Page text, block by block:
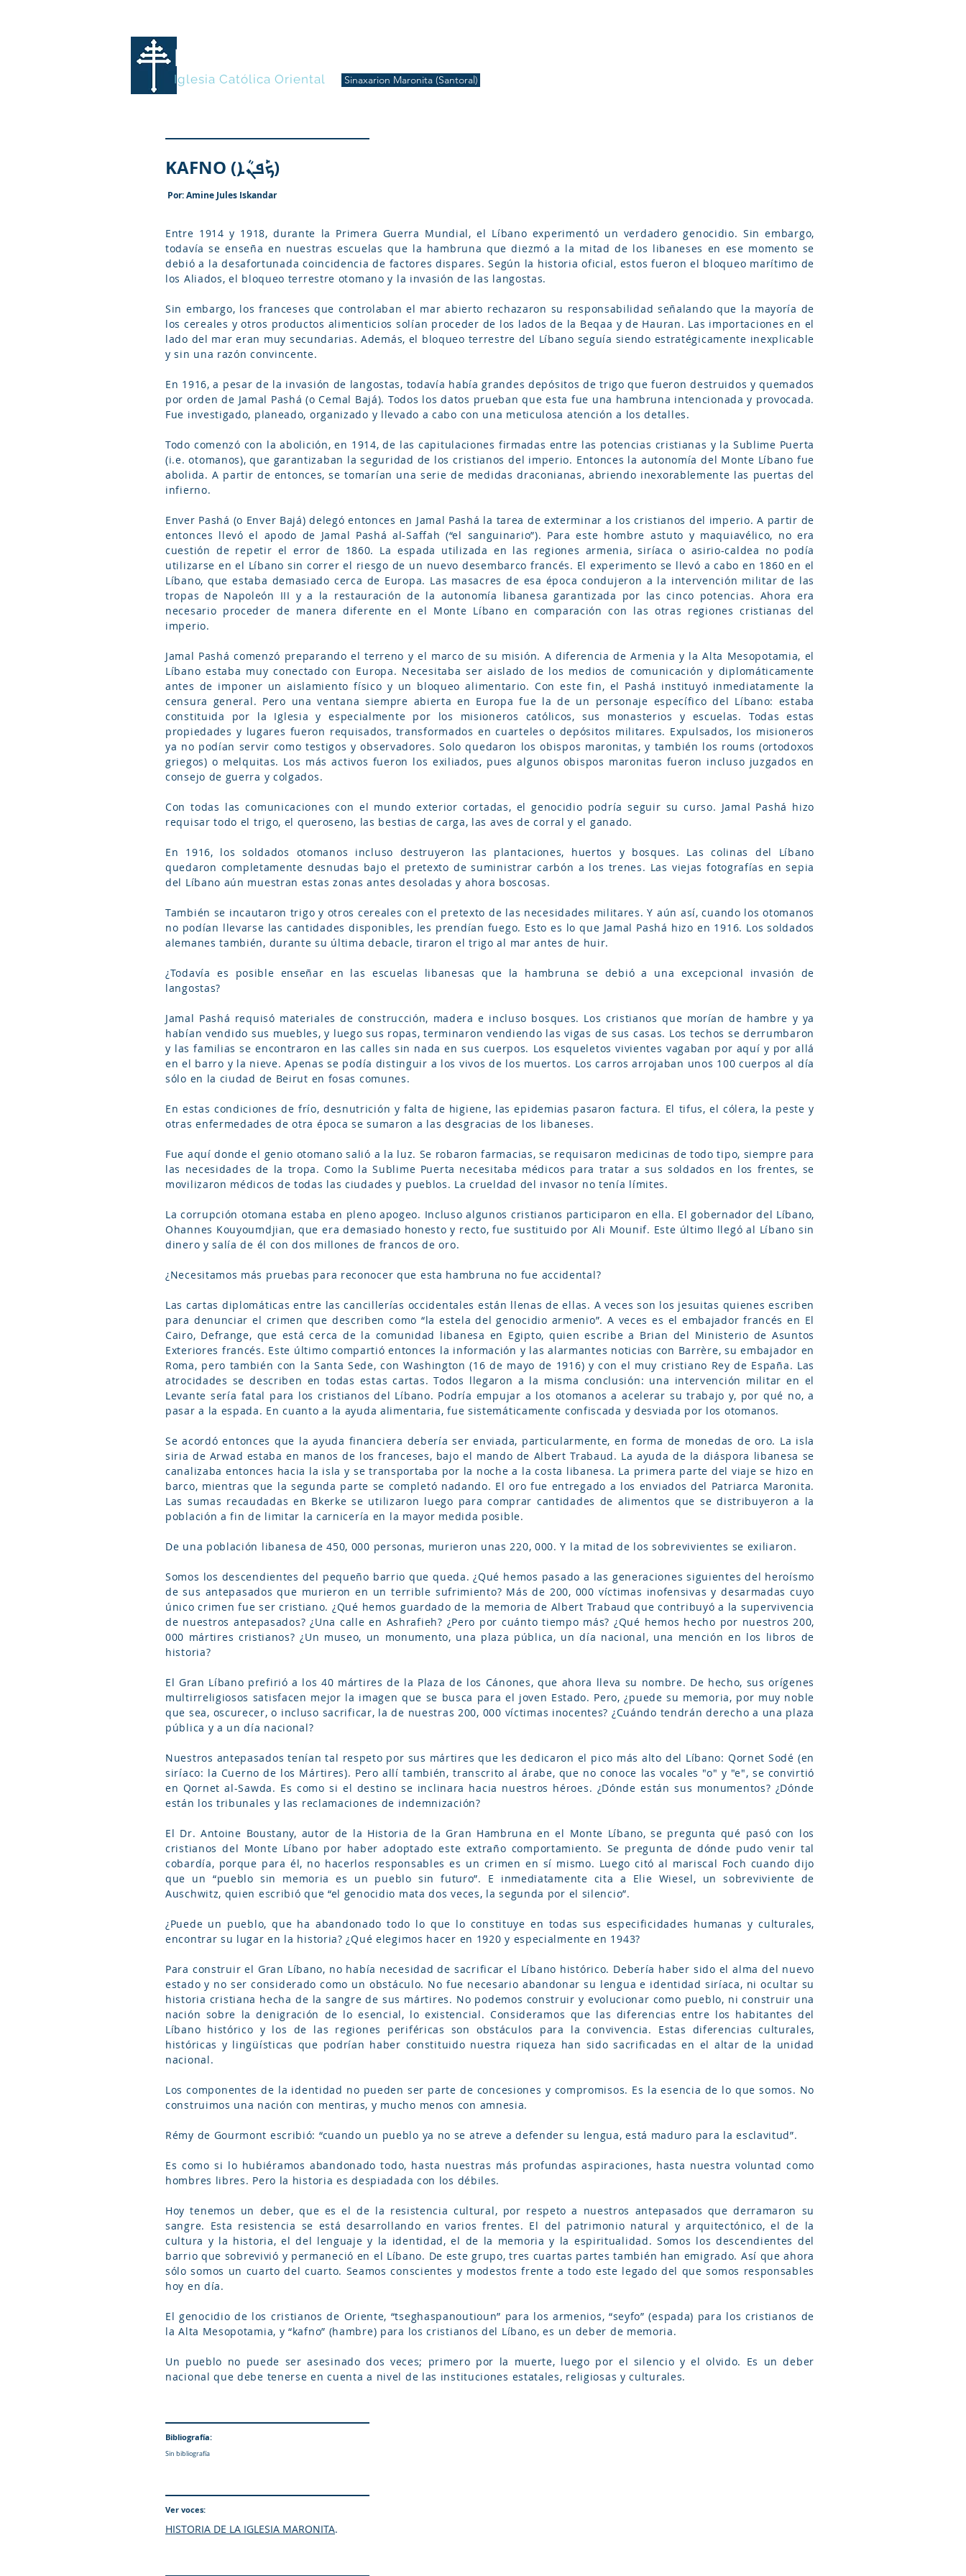
MARONITAS
Iglesia Católica Oriental
Sinaxarion Maronita (Santoral)
KAFNO (ܟܰܦܢܳܐ)
Por: Amine Jules Iskandar
Entre 1914 y 1918, durante la Primera Guerra Mundial, el Líbano experimentó un verdadero genocidio. Sin embargo,
todavía se enseña en nuestras escuelas que la hambruna que diezmó a la mitad de los libaneses en ese momento se
debió a la desafortunada coincidencia de factores dispares. Según la historia oficial, estos fueron el bloqueo marítimo de
los Aliados, el bloqueo terrestre otomano y la invasión de las langostas.
Sin embargo, los franceses que controlaban el mar abierto rechazaron su responsabilidad señalando que la mayoría de
los cereales y otros productos alimenticios solían proceder de los lados de la Beqaa y de Hauran. Las importaciones en el
lado del mar eran muy secundarias. Además, el bloqueo terrestre del Líbano seguía siendo estratégicamente inexplicable
y sin una razón convincente.
En 1916, a pesar de la invasión de langostas, todavía había grandes depósitos de trigo que fueron destruidos y quemados
por orden de Jamal Pashá (o Cemal Bajá). Todos los datos prueban que esta fue una hambruna intencionada y provocada.
Fue investigado, planeado, organizado y llevado a cabo con una meticulosa atención a los detalles.
Todo comenzó con la abolición, en 1914, de las capitulaciones firmadas entre las potencias cristianas y la Sublime Puerta
(i.e. otomanos), que garantizaban la seguridad de los cristianos del imperio. Entonces la autonomía del Monte Líbano fue
abolida. A partir de entonces, se tomarían una serie de medidas draconianas, abriendo inexorablemente las puertas del
infierno.
Enver Pashá (o Enver Bajá) delegó entonces en Jamal Pashá la tarea de exterminar a los cristianos del imperio. A partir de
entonces llevó el apodo de Jamal Pashá al-Saffah (“el sanguinario”). Para este hombre astuto y maquiavélico, no era
cuestión de repetir el error de 1860. La espada utilizada en las regiones armenia, siríaca o asirio-caldea no podía
utilizarse en el Líbano sin correr el riesgo de un nuevo desembarco francés. El experimento se llevó a cabo en 1860 en el
Líbano, que estaba demasiado cerca de Europa. Las masacres de esa época condujeron a la intervención militar de las
tropas de Napoleón III y a la restauración de la autonomía libanesa garantizada por las cinco potencias. Ahora era
necesario proceder de manera diferente en el Monte Líbano en comparación con las otras regiones cristianas del
imperio.
Jamal Pashá comenzó preparando el terreno y el marco de su misión. A diferencia de Armenia y la Alta Mesopotamia, el
Líbano estaba muy conectado con Europa. Necesitaba ser aislado de los medios de comunicación y diplomáticamente
antes de imponer un aislamiento físico y un bloqueo alimentario. Con este fin, el Pashá instituyó inmediatamente la
censura general. Pero una ventana siempre abierta en Europa fue la de un personaje específico del Líbano: estaba
constituida por la Iglesia y especialmente por los misioneros católicos, sus monasterios y escuelas. Todas estas
propiedades y lugares fueron requisados, transformados en cuarteles o depósitos militares. Expulsados, los misioneros
ya no podían servir como testigos y observadores. Solo quedaron los obispos maronitas, y también los roums (ortodoxos
griegos) o melquitas. Los más activos fueron los exiliados, pues algunos obispos maronitas fueron incluso juzgados en
consejo de guerra y colgados.
Con todas las comunicaciones con el mundo exterior cortadas, el genocidio podría seguir su curso. Jamal Pashá hizo
requisar todo el trigo, el queroseno, las bestias de carga, las aves de corral y el ganado.
En 1916, los soldados otomanos incluso destruyeron las plantaciones, huertos y bosques. Las colinas del Líbano
quedaron completamente desnudas bajo el pretexto de suministrar carbón a los trenes. Las viejas fotografías en sepia
del Líbano aún muestran estas zonas antes desoladas y ahora boscosas.
También se incautaron trigo y otros cereales con el pretexto de las necesidades militares. Y aún así, cuando los otomanos
no podían llevarse las cantidades disponibles, les prendían fuego. Esto es lo que Jamal Pashá hizo en 1916. Los soldados
alemanes también, durante su última debacle, tiraron el trigo al mar antes de huir.
¿Todavía es posible enseñar en las escuelas libanesas que la hambruna se debió a una excepcional invasión de
langostas?
Jamal Pashá requisó materiales de construcción, madera e incluso bosques. Los cristianos que morían de hambre y ya
habían vendido sus muebles, y luego sus ropas, terminaron vendiendo las vigas de sus casas. Los techos se derrumbaron
y las familias se encontraron en las calles sin nada en sus cuerpos. Los esqueletos vivientes vagaban por aquí y por allá
en el barro y la nieve. Apenas se podía distinguir a los vivos de los muertos. Los carros arrojaban unos 100 cuerpos al día
sólo en la ciudad de Beirut en fosas comunes.
En estas condiciones de frío, desnutrición y falta de higiene, las epidemias pasaron factura. El tifus, el cólera, la peste y
otras enfermedades de otra época se sumaron a las desgracias de los libaneses.
Fue aquí donde el genio otomano salió a la luz. Se robaron farmacias, se requisaron medicinas de todo tipo, siempre para
las necesidades de la tropa. Como la Sublime Puerta necesitaba médicos para tratar a sus soldados en los frentes, se
movilizaron médicos de todas las ciudades y pueblos. La crueldad del invasor no tenía límites.
La corrupción otomana estaba en pleno apogeo. Incluso algunos cristianos participaron en ella. El gobernador del Líbano,
Ohannes Kouyoumdjian, que era demasiado honesto y recto, fue sustituido por Ali Mounif. Este último llegó al Líbano sin
dinero y salía de él con dos millones de francos de oro.
¿Necesitamos más pruebas para reconocer que esta hambruna no fue accidental?
Las cartas diplomáticas entre las cancillerías occidentales están llenas de ellas. A veces son los jesuitas quienes escriben
para denunciar el crimen que describen como “la estela del genocidio armenio”. A veces es el embajador francés en El
Cairo, Defrange, que está cerca de la comunidad libanesa en Egipto, quien escribe a Brian del Ministerio de Asuntos
Exteriores francés. Este último compartió entonces la información y las alarmantes noticias con Barrère, su embajador en
Roma, pero también con la Santa Sede, con Washington (16 de mayo de 1916) y con el muy cristiano Rey de España. Las
atrocidades se describen en todas estas cartas. Todos llegaron a la misma conclusión: una intervención militar en el
Levante sería fatal para los cristianos del Líbano. Podría empujar a los otomanos a acelerar su trabajo y, por qué no, a
pasar a la espada. En cuanto a la ayuda alimentaria, fue sistemáticamente confiscada y desviada por los otomanos.
Se acordó entonces que la ayuda financiera debería ser enviada, particularmente, en forma de monedas de oro. La isla
siria de Arwad estaba en manos de los franceses, bajo el mando de Albert Trabaud. La ayuda de la diáspora libanesa se
canalizaba entonces hacia la isla y se transportaba por la noche a la costa libanesa. La primera parte del viaje se hizo en
barco, mientras que la segunda parte se completó nadando. El oro fue entregado a los enviados del Patriarca Maronita.
Las sumas recaudadas en Bkerke se utilizaron luego para comprar cantidades de alimentos que se distribuyeron a la
población a fin de limitar la carnicería en la mayor medida posible.
De una población libanesa de 450, 000 personas, murieron unas 220, 000. Y la mitad de los sobrevivientes se exiliaron.
Somos los descendientes del pequeño barrio que queda. ¿Qué hemos pasado a las generaciones siguientes del heroísmo
de sus antepasados que murieron en un terrible sufrimiento? Más de 200, 000 víctimas inofensivas y desarmadas cuyo
único crimen fue ser cristiano. ¿Qué hemos guardado de la memoria de Albert Trabaud que contribuyó a la supervivencia
de nuestros antepasados? ¿Una calle en Ashrafieh? ¿Pero por cuánto tiempo más? ¿Qué hemos hecho por nuestros 200,
000 mártires cristianos? ¿Un museo, un monumento, una plaza pública, un día nacional, una mención en los libros de
historia?
El Gran Líbano prefirió a los 40 mártires de la Plaza de los Cánones, que ahora lleva su nombre. De hecho, sus orígenes
multirreligiosos satisfacen mejor la imagen que se busca para el joven Estado. Pero, ¿puede su memoria, por muy noble
que sea, oscurecer, o incluso sacrificar, la de nuestras 200, 000 víctimas inocentes? ¿Cuándo tendrán derecho a una plaza
pública y a un día nacional?
Nuestros antepasados tenían tal respeto por sus mártires que les dedicaron el pico más alto del Líbano: Qornet Sodé (en
siríaco: la Cuerno de los Mártires). Pero allí también, transcrito al árabe, que no conoce las vocales "o" y "e", se convirtió
en Qornet al-Sawda. Es como si el destino se inclinara hacia nuestros héroes. ¿Dónde están sus monumentos? ¿Dónde
están los tribunales y las reclamaciones de indemnización?
El Dr. Antoine Boustany, autor de la Historia de la Gran Hambruna en el Monte Líbano, se pregunta qué pasó con los
cristianos del Monte Líbano por haber adoptado este extraño comportamiento. Se pregunta de dónde pudo venir tal
cobardía, porque para él, no hacerlos responsables es un crimen en sí mismo. Luego citó al mariscal Foch cuando dijo
que un “pueblo sin memoria es un pueblo sin futuro”. E inmediatamente cita a Elie Wiesel, un sobreviviente de
Auschwitz, quien escribió que “el genocidio mata dos veces, la segunda por el silencio”.
¿Puede un pueblo, que ha abandonado todo lo que lo constituye en todas sus especificidades humanas y culturales,
encontrar su lugar en la historia? ¿Qué elegimos hacer en 1920 y especialmente en 1943?
Para construir el Gran Líbano, no había necesidad de sacrificar el Líbano histórico. Debería haber sido el alma del nuevo
estado y no ser considerado como un obstáculo. No fue necesario abandonar su lengua e identidad siríaca, ni ocultar su
historia cristiana hecha de la sangre de sus mártires. No podemos construir y evolucionar como pueblo, ni construir una
nación sobre la denigración de lo esencial, lo existencial. Consideramos que las diferencias entre los habitantes del
Líbano histórico y los de las regiones periféricas son obstáculos para la convivencia. Estas diferencias culturales,
históricas y lingüísticas que podrían haber constituido nuestra riqueza han sido sacrificadas en el altar de la unidad
nacional.
Los componentes de la identidad no pueden ser parte de concesiones y compromisos. Es la esencia de lo que somos. No
construimos una nación con mentiras, y mucho menos con amnesia.
Rémy de Gourmont escribió: “cuando un pueblo ya no se atreve a defender su lengua, está maduro para la esclavitud”.
Es como si lo hubiéramos abandonado todo, hasta nuestras más profundas aspiraciones, hasta nuestra voluntad como
hombres libres. Pero la historia es despiadada con los débiles.
Hoy tenemos un deber, que es el de la resistencia cultural, por respeto a nuestros antepasados que derramaron su
sangre. Esta resistencia se está desarrollando en varios frentes. El del patrimonio natural y arquitectónico, el de la
cultura y la historia, el del lenguaje y la identidad, el de la memoria y la espiritualidad. Somos los descendientes del
barrio que sobrevivió y permaneció en el Líbano. De este grupo, tres cuartas partes también han emigrado. Así que ahora
sólo somos un cuarto del cuarto. Seamos conscientes y modestos frente a todo este legado del que somos responsables
hoy en día.
El genocidio de los cristianos de Oriente, “tseghaspanoutioun” para los armenios, “seyfo” (espada) para los cristianos de
la Alta Mesopotamia, y “kafno” (hambre) para los cristianos del Líbano, es un deber de memoria.
Un pueblo no puede ser asesinado dos veces; primero por la muerte, luego por el silencio y el olvido. Es un deber
nacional que debe tenerse en cuenta a nivel de las instituciones estatales, religiosas y culturales.
Bibliografía:
Sin bibliografía
Ver voces:
HISTORIA DE LA IGLESIA MARONITA.